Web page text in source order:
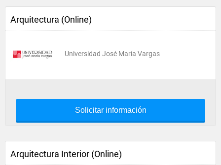
Arquitectura (Online)
Universidad José María Vargas
Solicitar información
Arquitectura Interior (Online)